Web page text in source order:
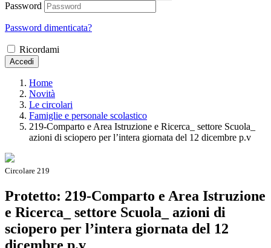
Password
Password dimenticata?
Ricordami
Accedi
Home
Novità
Le circolari
Famiglie e personale scolastico
219-Comparto e Area Istruzione e Ricerca_ settore Scuola_
azioni di sciopero per l’intera giornata del 12 dicembre p.v
Circolare 219
Protetto: 219-Comparto e Area Istruzione
e Ricerca_ settore Scuola_ azioni di
sciopero per l’intera giornata del 12